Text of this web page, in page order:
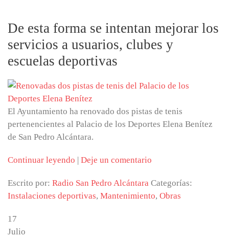
De esta forma se intentan mejorar los
servicios a usuarios, clubes y
escuelas deportivas
El Ayuntamiento ha renovado dos pistas de tenis
pertenencientes al Palacio de los Deportes Elena Benítez
de San Pedro Alcántara.
Continuar leyendo | Deje un comentario
Escrito por: Radio San Pedro Alcántara Categorías:
Instalaciones deportivas, Mantenimiento, Obras
17
Julio